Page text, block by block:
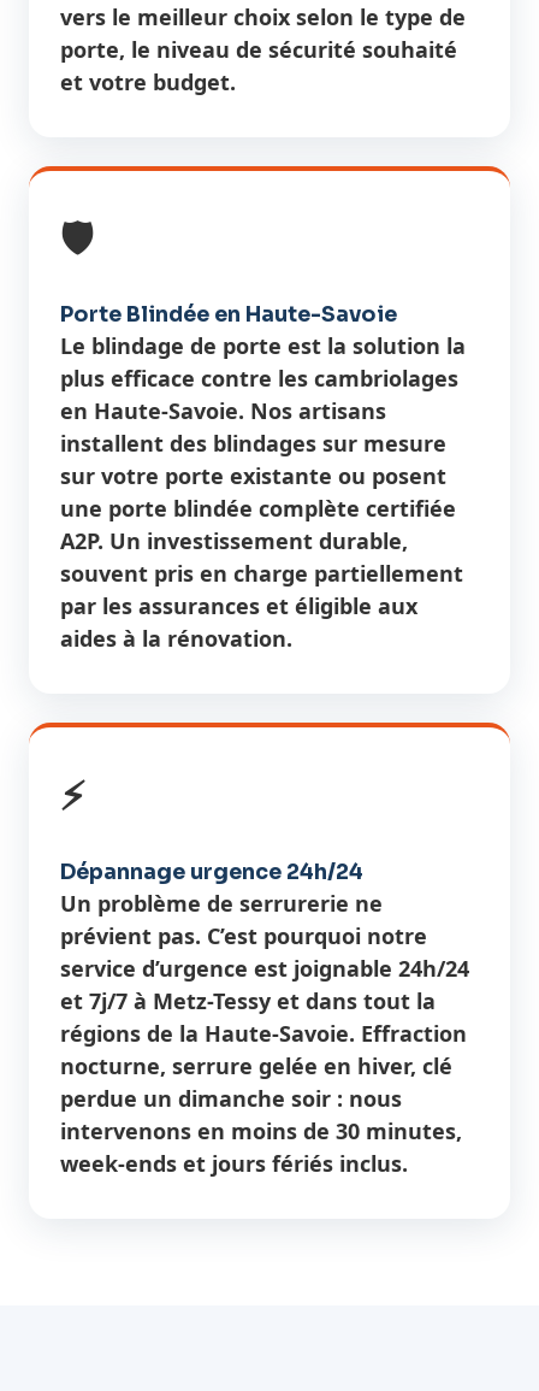
vers le meilleur choix selon le type de
porte, le niveau de sécurité souhaité
et votre budget.
🛡️
Porte Blindée en Haute-Savoie
Le blindage de porte est la solution la
plus efficace contre les cambriolages
en Haute-Savoie. Nos artisans
installent des blindages sur mesure
sur votre porte existante ou posent
une porte blindée complète certifiée
A2P. Un investissement durable,
souvent pris en charge partiellement
par les assurances et éligible aux
aides à la rénovation.
⚡
Dépannage urgence 24h/24
Un problème de serrurerie ne
prévient pas. C’est pourquoi notre
service d’urgence est joignable 24h/24
et 7j/7 à Metz-Tessy et dans tout la
régions de la Haute-Savoie. Effraction
nocturne, serrure gelée en hiver, clé
perdue un dimanche soir : nous
intervenons en moins de 30 minutes,
week-ends et jours fériés inclus.